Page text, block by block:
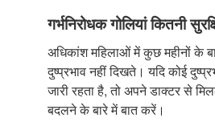
गर्भनिरोधक गोलियां कितनी
अधिकांश महिलाओं में कुछ महीनों के
दुष्प्रभाव नहीं दिखते। यदि कोई
जारी रहता है, तो अपने डाक्टर से
बदलने के बारे में बात करें।